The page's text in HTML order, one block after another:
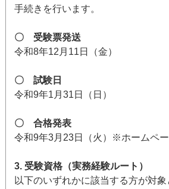
手続きを行います。
〇 受験票発送
令和8年12月11日（金）
〇 試験日
令和9年1月31日（日）
〇 合格発表
令和9年3月23日（火）※ホームペ
3. 受験資格（実務経験ルート）
以下のいずれかに該当する方が対